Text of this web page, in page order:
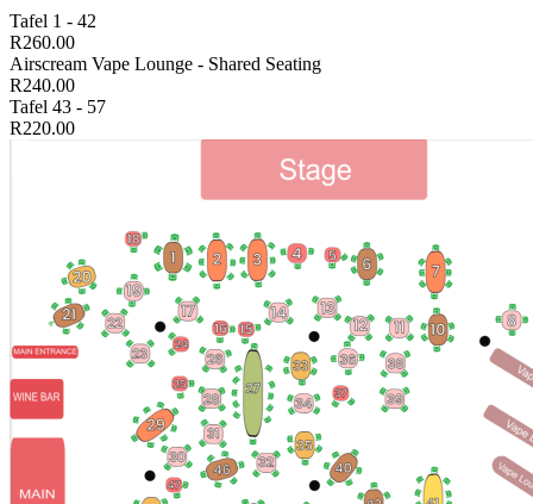
Tafel 1 - 42
R260.00
Airscream Vape Lounge - Shared Seating
R240.00
Tafel 43 - 57
R220.00